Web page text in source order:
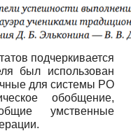
подчеркивается
был использован
для системы РО
обобщение,
умственные